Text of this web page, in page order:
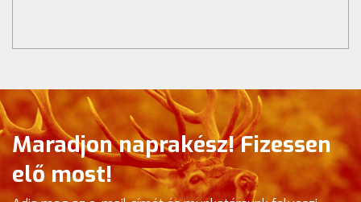
Maradjon naprakész! Fizessen
elő most!